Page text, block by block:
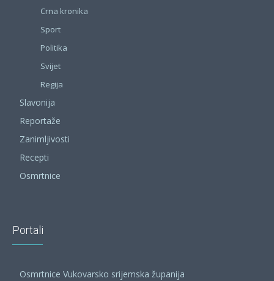
Crna kronika
Sport
Politika
Svijet
Regija
Slavonija
Reportaže
Zanimljivosti
Recepti
Osmrtnice
Portali
Osmrtnice Vukovarsko srijemska županija